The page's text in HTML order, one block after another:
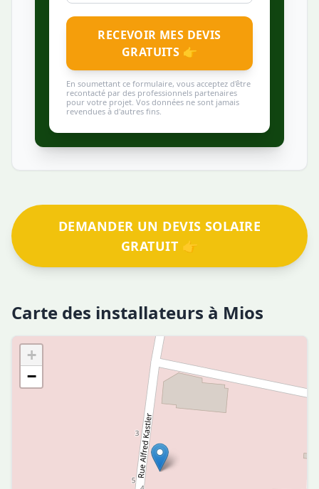
RECEVOIR MES DEVIS
GRATUITS 👉
En soumettant ce formulaire, vous acceptez d'être
recontacté par des professionnels partenaires
pour votre projet. Vos données ne sont jamais
revendues à d'autres fins.
DEMANDER UN DEVIS SOLAIRE
GRATUIT 👉
Carte des installateurs à Mios
+
−